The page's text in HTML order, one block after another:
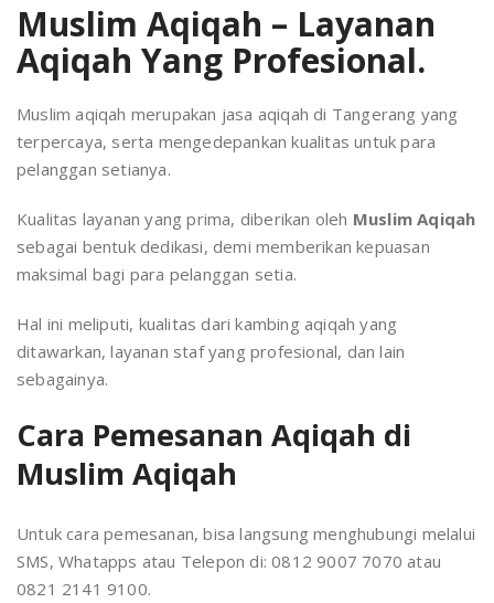
Muslim Aqiqah – Layanan
Aqiqah Yang Profesional.
Muslim aqiqah merupakan jasa aqiqah di Tangerang yang
terpercaya, serta mengedepankan kualitas untuk para
pelanggan setianya.
Kualitas layanan yang prima, diberikan oleh Muslim Aqiqah
sebagai bentuk dedikasi, demi memberikan kepuasan
maksimal bagi para pelanggan setia.
Hal ini meliputi, kualitas dari kambing aqiqah yang
ditawarkan, layanan staf yang profesional, dan lain
sebagainya.
Cara Pemesanan Aqiqah di
Muslim Aqiqah
Untuk cara pemesanan, bisa langsung menghubungi melalui
SMS, Whatapps atau Telepon di: 0812 9007 7070 atau
0821 2141 9100.